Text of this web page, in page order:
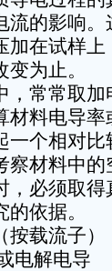
流的影响。
加在试样
为止。
，常常取加
材料电导率
一个相对比
察材料中
，必须取
依据。
载流子）
电解电导